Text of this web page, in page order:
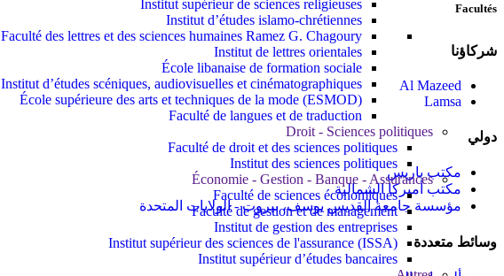
Institut supérieur de sciences religieuses
Institut d’études islamo-chrétiennes
Faculté des lettres et des sciences humaines Ramez G. Chagoury
Institut de lettres orientales
École libanaise de formation sociale
Institut d’études scéniques, audiovisuelles et cinématographiques
École supérieure des arts et techniques de la mode (ESMOD)
Faculté de langues et de traduction
Droit - Sciences politiques
Faculté de droit et des sciences politiques
Institut des sciences politiques
Économie - Gestion - Banque - Assurances
Faculté de sciences économiques
Faculté de gestion et de management
Institut de gestion des entreprises
Institut supérieur des sciences de l'assurance (ISSA)
Institut supérieur d’études bancaires
Facultés
شركاؤنا
Al Mazeed
Lamsa
دولي
مكتب باريس
مكتب أميركا الشمالية
مؤسسة جامعة القديس يوسف، بيروت - الولايات المتحدة
وسائط متعددة